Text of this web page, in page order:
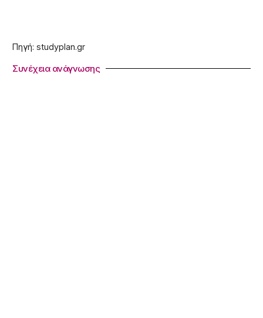
Πηγή: studyplan.gr
Συνέχεια ανάγνωσης